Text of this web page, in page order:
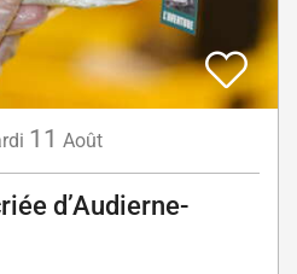
11 Août
d’Audierne-